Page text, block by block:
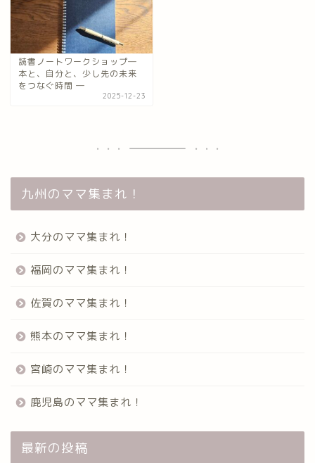
読書ノートワークショップ―
本と、自分と、少し先の未来
をつなぐ時間 ―
2025-12-23
九州のママ集まれ！
大分のママ集まれ！
福岡のママ集まれ！
佐賀のママ集まれ！
熊本のママ集まれ！
宮崎のママ集まれ！
鹿児島のママ集まれ！
最新の投稿